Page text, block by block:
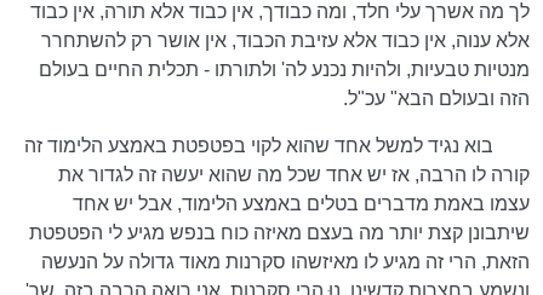
לך מה אשרך עלי חלד, ומה כבודך, אין כבוד אלא תורה, אין כבוד
אלא ענוה, אין כבוד אלא עזיבת הכבוד, אין אושר רק להשתחרר
מנטיות טבעיות, ולהיות נכנע לה' ולתורתו - תכלית החיים בעולם
הזה ובעולם הבא" עכ"ל.
בוא נגיד למשל אחד שהוא לקוי בפטפטת באמצע הלימוד זה
קורה לו הרבה, אז יש אחד שכל מה שהוא יעשה זה לגדור את
עצמו באמת מדברים בטלים באמצע הלימוד, אבל יש אחד
שיתבונן קצת יותר מה בעצם מאיזה כוח בנפש מגיע לי הפטפטת
הזאת, הרי זה מגיע לו מאיזשהו סקרנות מאוד גדולה על הנעשה
ונשמע בחצרות קדשינו, נוּ הרי סקרנות, אני רואה הרבה בזה, שר'